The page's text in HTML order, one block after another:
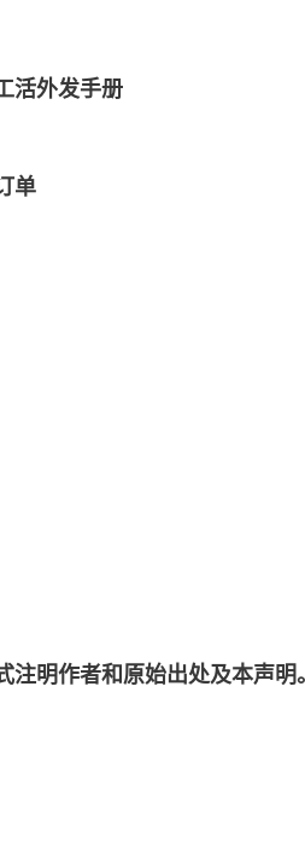
活外发手册
单
明作者和原始出处及本声明